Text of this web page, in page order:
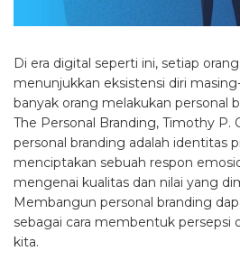
Di era digital seperti ini, setiap
menunjukkan eksistensi diri
banyak orang melakukan personal
The Personal Branding, Timothy P.
personal branding adalah identitas
menciptakan sebuah respon
mengenai kualitas dan nilai yang
Membangun personal branding
sebagai cara membentuk persepsi
kita.